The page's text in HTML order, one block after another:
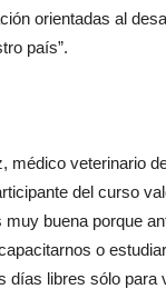
orientadas al
país”.
médico veterinario
del curso
muy buena porque
o
días libres sólo para